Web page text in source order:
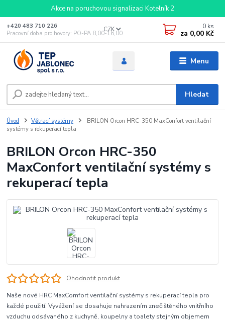
Akce na poruchovou signalizaci Kotelník 2
Menu
CZK
Hledat
+420 483 710 226
Pracovní doba pro hovory: PO-PA 8,00-16,00
0 ks
za 0,00 Kč
Úvod Větrací systémy
BRILON Orcon HRC-350 MaxConfort ventilační
systémy s rekuperací tepla
BRILON Orcon HRC-350
MaxConfort ventilační systémy s
rekuperací tepla
Ohodnotit produkt
Naše nové HRC MaxComfort ventilační systémy s rekuperací tepla pro
každé použití. Vyvážení se dosahuje nahrazením znečištěného vnitřního
vzduchu odsávaného z kuchyně, koupelny a toalety stejným objemem